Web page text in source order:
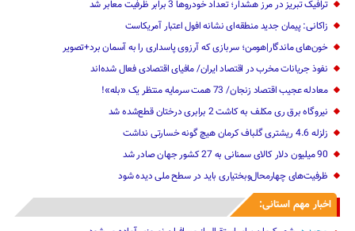
ترافیک تبریز در مرز هشدار؛ تعداد خودروها 3 برابر ظرفیت معابر شد
زاکانی: پیمان جدید منطقه‌ای نشانه افول اعتبار آمریکاست
خون‌های ماندگار|هومن؛ سربازی که آرزوی پاسداری را به آسمان برد+تصویر
نفوذ جریانات مخرب در اقتصاد ایران/ مافیای اقتصادی فعال شده‌اند
معادله عجیب اقتصاد زنجان/ 73 همت سرمایه منتظر یک «بله»!
نیروگاه برق ری مکلف به کاشت 2 برابری درختان قطع‌شده شد
زلزله 4.6 ریشتری گلباف کرمان هیچ گونه خسارتی نداشت
90 میلیون دلار کالای سمنانی به 27 کشور جهان صادر شد
ظرفیت‌های چهارمحال‌وبختیاری باید در سطح ملی دیده شود
اخبار مهم استانی: